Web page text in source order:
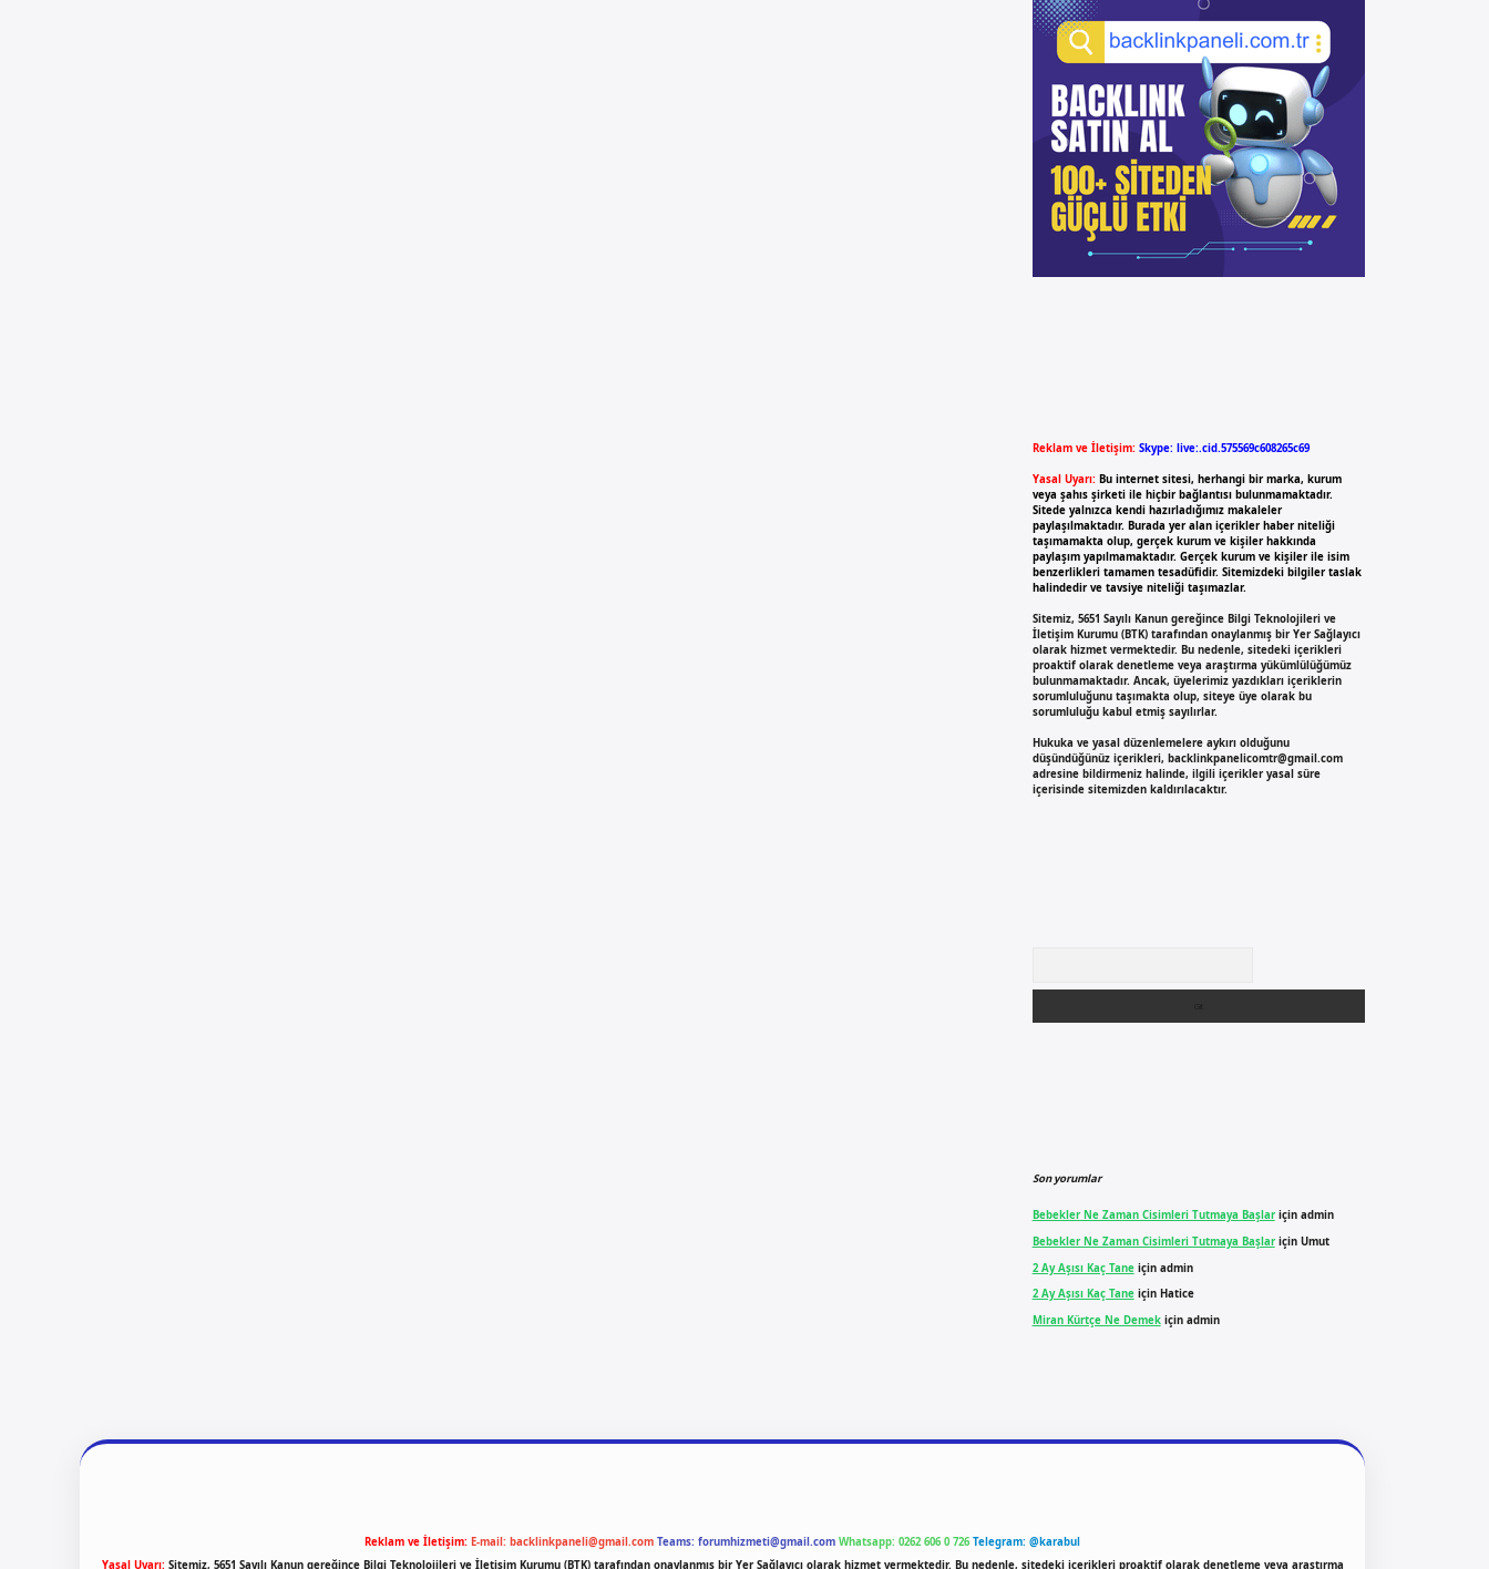
Reklam ve İletişim: Skype: live:.cid.575569c608265c69
Yasal Uyarı: Bu internet sitesi, herhangi bir marka, kurum
veya şahıs şirketi ile hiçbir bağlantısı bulunmamaktadır.
Sitede yalnızca kendi hazırladığımız makaleler
paylaşılmaktadır. Burada yer alan içerikler haber niteliği
taşımamakta olup, gerçek kurum ve kişiler hakkında
paylaşım yapılmamaktadır. Gerçek kurum ve kişiler ile isim
benzerlikleri tamamen tesadüfidir. Sitemizdeki bilgiler taslak
halindedir ve tavsiye niteliği taşımazlar.
Sitemiz, 5651 Sayılı Kanun gereğince Bilgi Teknolojileri ve
İletişim Kurumu (BTK) tarafından onaylanmış bir Yer Sağlayıcı
olarak hizmet vermektedir. Bu nedenle, sitedeki içerikleri
proaktif olarak denetleme veya araştırma yükümlülüğümüz
bulunmamaktadır. Ancak, üyelerimiz yazdıkları içeriklerin
sorumluluğunu taşımakta olup, siteye üye olarak bu
sorumluluğu kabul etmiş sayılırlar.
Hukuka ve yasal düzenlemelere aykırı olduğunu
düşündüğünüz içerikleri, backlinkpanelicomtr@gmail.com
adresine bildirmeniz halinde, ilgili içerikler yasal süre
içerisinde sitemizden kaldırılacaktır.
Son yorumlar
Bebekler Ne Zaman Cisimleri Tutmaya Başlariçin admin
Bebekler Ne Zaman Cisimleri Tutmaya Başlariçin Umut
2 Ay Aşısı Kaç Taneiçin admin
2 Ay Aşısı Kaç Taneiçin Hatice
Miran Kürtçe Ne Demekiçin admin
Reklam ve İletişim: E-mail: backlinkpaneli@gmail.com Teams: forumhizmeti@gmail.com Whatsapp: 0262 606 0 726 Telegram: @karabul
Yasal Uyarı: Sitemiz, 5651 Sayılı Kanun gereğince Bilgi Teknolojileri ve İletişim Kurumu (BTK) tarafından onaylanmış bir Yer Sağlayıcı olarak hizmet vermektedir. Bu nedenle, sitedeki içerikleri proaktif olarak denetleme veya araştırma